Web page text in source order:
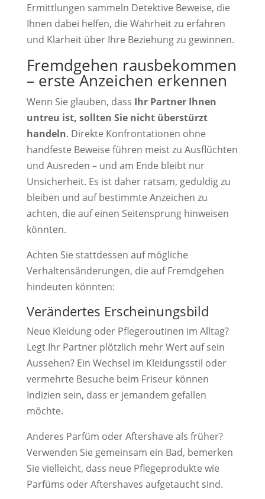
Ermittlungen sammeln Detektive Beweise, die
Ihnen dabei helfen, die Wahrheit zu erfahren
und Klarheit über Ihre Beziehung zu gewinnen.
Fremdgehen rausbekommen
– erste Anzeichen erkennen
Wenn Sie glauben, dass Ihr Partner Ihnen
untreu ist, sollten Sie nicht überstürzt
handeln. Direkte Konfrontationen ohne
handfeste Beweise führen meist zu Ausflüchten
und Ausreden – und am Ende bleibt nur
Unsicherheit. Es ist daher ratsam, geduldig zu
bleiben und auf bestimmte Anzeichen zu
achten, die auf einen Seitensprung hinweisen
könnten.
Achten Sie stattdessen auf mögliche
Verhaltensänderungen, die auf Fremdgehen
hindeuten könnten:
Verändertes Erscheinungsbild
Neue Kleidung oder Pflegeroutinen im Alltag?
Legt Ihr Partner plötzlich mehr Wert auf sein
Aussehen? Ein Wechsel im Kleidungsstil oder
vermehrte Besuche beim Friseur können
Indizien sein, dass er jemandem gefallen
möchte.
Anderes Parfüm oder Aftershave als früher?
Verwenden Sie gemeinsam ein Bad, bemerken
Sie vielleicht, dass neue Pflegeprodukte wie
Parfüms oder Aftershaves aufgetaucht sind.